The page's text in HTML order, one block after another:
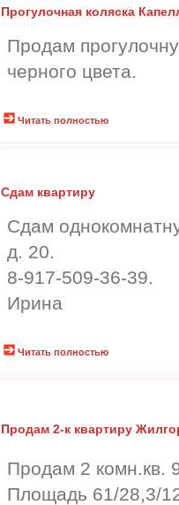
Прогулочная коляска
Продам
черного цвета.
Читать полностью
Сдам квартиру
Сдам
д. 20.
8-917-509-36-39.
Ирина
Читать полностью
Продам 2-к квартиру
Продам 2 комн.кв.
Площадь 61/28,3/